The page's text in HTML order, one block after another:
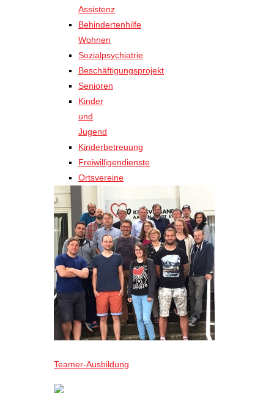
Assistenz
Behindertenhilfe
Wohnen
Sozialpsychiatrie
Beschäftigungsprojekt
Senioren
Kinder
und
Jugend
Kinderbetreuung
Freiwilligendienste
Ortsvereine
Teamer-Ausbildung